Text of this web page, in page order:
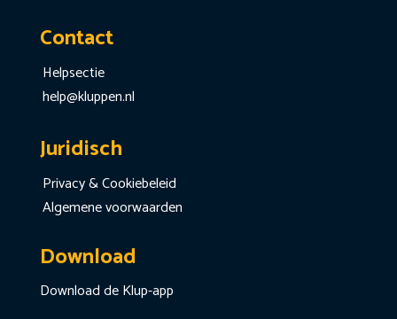
Contact
Helpsectie
help@kluppen.nl
Juridisch
Privacy & Cookiebeleid
Algemene voorwaarden
Download
Download de Klup-app